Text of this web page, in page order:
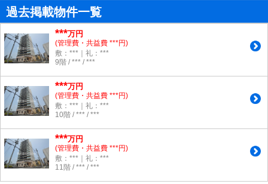
過去掲載物件一覧
***万円
(管理費・共益費 ***円)
敷：***｜礼：***
9階 / *** / ***
***万円
(管理費・共益費 ***円)
敷：***｜礼：***
10階 / *** / ***
***万円
(管理費・共益費 ***円)
敷：***｜礼：***
11階 / *** / ***